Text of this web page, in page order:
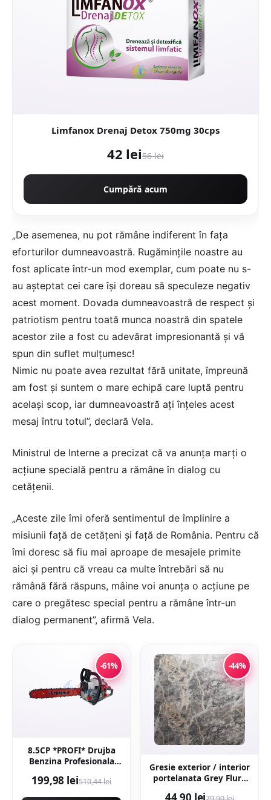
Limfanox Drenaj Detox 750mg 30cps
42 lei56 lei
Cumpără acum
„De asemenea, nu pot rămâne indiferent în faţa
eforturilor dumneavoastră. Rugăminţile noastre au
fost aplicate într-un mod exemplar, cum poate nu s-
au aşteptat cei care îşi doreau să speculeze negativ
acest moment. Dovada dumneavoastră de respect şi
patriotism pentru toată munca noastră din spatele
acestor zile a fost cu adevărat impresionantă şi vă
spun din suflet mulţumesc!
Nimic nu poate avea rezultat fără unitate, împreună
am fost şi suntem o mare echipă care luptă pentru
acelaşi scop, iar dumneavoastră aţi înţeles acest
mesaj întru totul”, declară Vela.
Ministrul de Interne a precizat că va anunţa marţi o
acţiune specială pentru a rămâne în dialog cu
cetăţenii.
„Aceste zile îmi oferă sentimentul de împlinire a
misiunii faţă de cetăţeni şi faţă de România. Pentru că
îmi doresc să fiu mai aproape de mesajele primite
aici şi pentru că vreau ca multe întrebări să nu
rămână fără răspuns, mâine voi anunţa o acţiune pe
care o pregătesc special pentru a rămâne într-un
dialog permanent”, afirmă Vela.
-61%
8.5CP *PROFI* Drujba
Benzina Profesionala
9000rpm, 40cm, Easy-
199,98 lei510,44 lei
-44%
Gresie exterior / interior
portelanata Grey Flury